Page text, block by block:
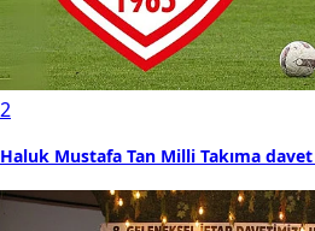
2
Haluk Mustafa Tan Milli Takıma